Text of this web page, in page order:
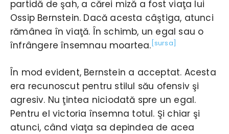
partidă de şah, a cărei miză a fost viaţa lui
Ossip Bernstein. Dacă acesta câştiga, atunci
rămânea în viaţă. În schimb, un egal sau o
înfrângere însemnau moartea. [sursa]
În mod evident, Bernstein a acceptat. Acesta
era recunoscut pentru stilul său ofensiv şi
agresiv. Nu ţintea niciodată spre un egal.
Pentru el victoria însemna totul. Şi chiar şi
atunci, când viaţa sa depindea de acea